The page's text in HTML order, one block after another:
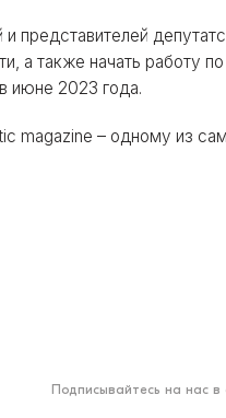
представителей
а также начать работу по
июне 2023 года.
magazine – одному из
Подписывайтесь на нас в